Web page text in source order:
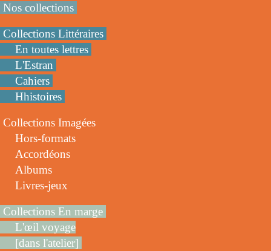
Nos collections
Collections Littéraires
En toutes lettres
L'Estran
Cahiers
Hhistoires
Collections Imagées
Hors-formats
Accordéons
Albums
Livres-jeux
Collections En marge
L'œil voyage
[dans l'atelier]